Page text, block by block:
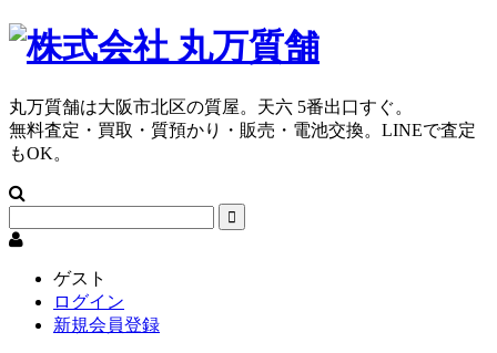
丸万質舗は大阪市北区の質屋。天六 5番出口すぐ。
無料査定・買取・質預かり・販売・電池交換。LINEで査定
もOK。
ゲスト
ログイン
新規会員登録